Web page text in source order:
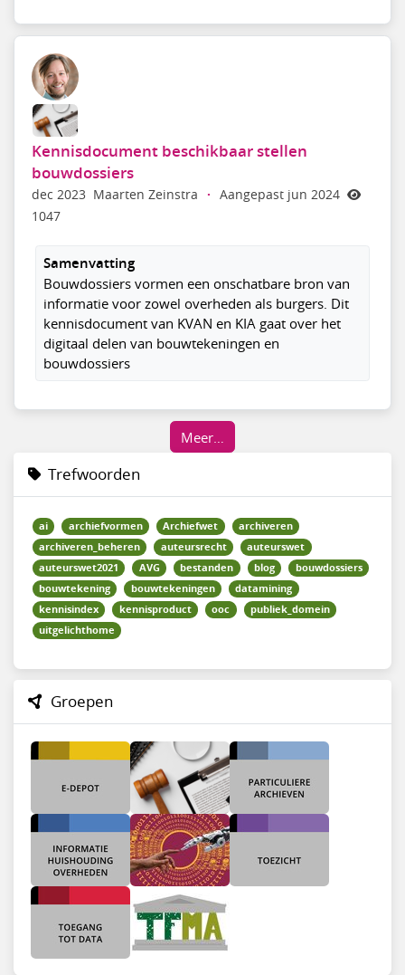
Kennisdocument beschikbaar stellen
bouwdossiers
dec 2023 Maarten Zeinstra ·
Aangepast jun 2024
1047
Samenvatting
Bouwdossiers vormen een onschatbare bron van
informatie voor zowel overheden als burgers. Dit
kennisdocument van KVAN en KIA gaat over het
digitaal delen van bouwtekeningen en
bouwdossiers
Meer…
Trefwoorden
ai archiefvormen Archiefwet
archiveren
archiveren_beheren
auteursrecht
auteurswet
auteurswet2021
AVG bestanden blog
bouwdossiers
bouwtekening
bouwtekeningen
datamining
kennisindex
kennisproduct ooc
publiek_domein
uitgelichthome
Groepen